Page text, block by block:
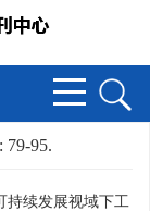
: 79-95.
持续发展视域下工